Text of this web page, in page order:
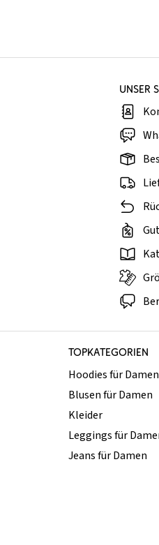
UNSER
TOPKATEGORIEN
Hoodies für Damen
Blusen für Damen
Kleider
Leggings für
Jeans für Damen